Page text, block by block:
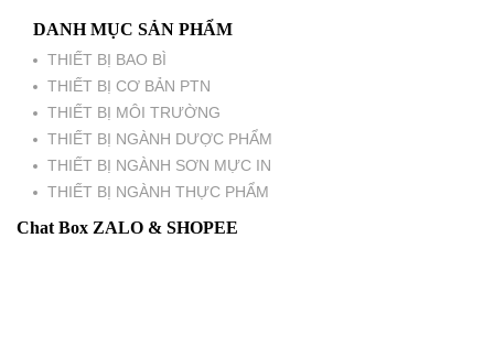
DANH MỤC SẢN PHẨM
THIẾT BỊ BAO BÌ
THIẾT BỊ CƠ BẢN PTN
THIẾT BỊ MÔI TRƯỜNG
THIẾT BỊ NGÀNH DƯỢC PHẨM
THIẾT BỊ NGÀNH SƠN MỰC IN
THIẾT BỊ NGÀNH THỰC PHẨM
Chat Box ZALO & SHOPEE